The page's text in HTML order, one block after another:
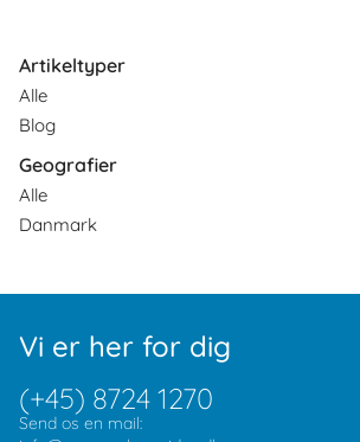
Artikeltyper
Alle
Blog
Geografier
Alle
Danmark
Vi er her for dig
(+45) 8724 1270
Send os en mail: